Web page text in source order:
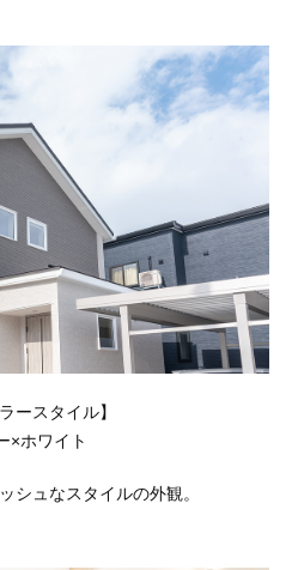
セレクト
地情報
ン相談会
ースタイル】
×ホワイト
シュなスタイルの外観。